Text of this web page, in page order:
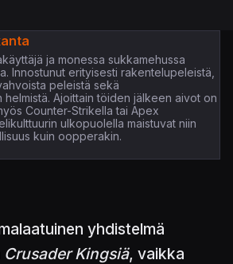
ja monessa sukkamehussa
Innostunut erityisesti rakentelupeleistä,
peleistä sekä
helmistä. Ajoittain töiden jälkeen aivot on
Counter-Strikella tai Apex
ulkopuolella maistuvat niin
kuin oopperakin.
yhdistelmä
Crusader Kingsiä, vaikka